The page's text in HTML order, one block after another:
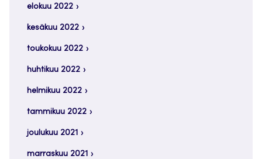
elokuu 2022
kesäkuu 2022
toukokuu 2022
huhtikuu 2022
helmikuu 2022
tammikuu 2022
joulukuu 2021
marraskuu 2021